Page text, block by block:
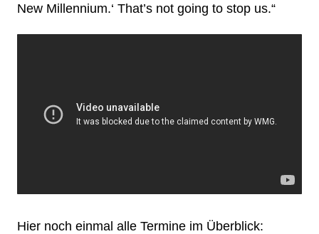
New Millennium.‘ That’s not going to stop us.“
Hier noch einmal alle Termine im Überblick: